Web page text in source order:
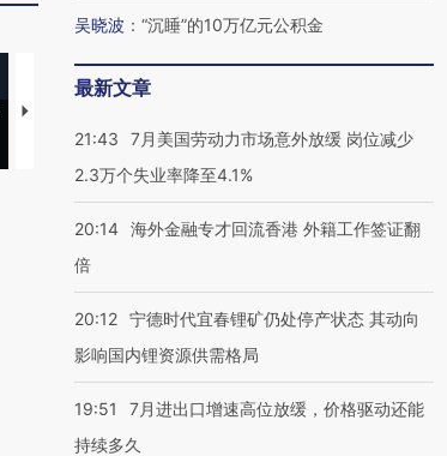
视线｜全球最热百城独占
97个 印度如何熬过48°C
38岁梅西上演帽子戏法
韩国高
吴晓波 ： “沉睡”的10万亿元公积金
最新文章
21:43
7月美国劳动力市场意外放缓 岗位减少
2.3万个失业率降至4.1%
20:14 海外金融专才回流香港 外籍工作签证翻
倍
20:12 宁德时代宜春锂矿仍处停产状态 其动向
影响国内锂资源供需格局
19:51
7月进出口增速高位放缓，价格驱动还能
持续多久